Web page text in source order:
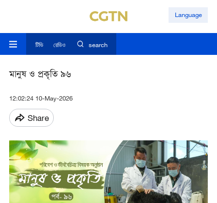
Language
টিভি রেডিও search
মানুষ ও প্রকৃতি ৯৬
12:02:24 10-May-2026
Share